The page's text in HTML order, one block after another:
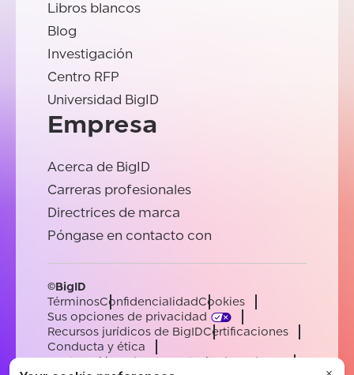
Libros blancos
Blog
Investigación
Centro RFP
Universidad BigID
Empresa
Acerca de BigID
Carreras profesionales
Directrices de marca
Póngase en contacto con
©BigID
TérminosConfidencialidadCookies
Sus opciones de privacidad
Recursos jurídicos de BigIDCertificaciones
Conducta y ética
Declaración sobre la esclavitud moderna